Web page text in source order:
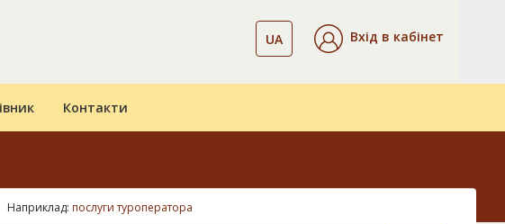
UA Вхід в кабінет
Контакти
Наприклад: послуги туроператора